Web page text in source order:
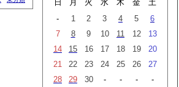
日
月 火 水 木 金
土
-
1 2 3 4 5
6
7
8 9 10 11 12
13
14
15 16 17 18 19
20
21
22 23 24 25 26
27
28
29 30 - - -
-